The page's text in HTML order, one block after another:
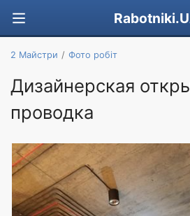
2 Майстри Фото робіт
Дизайнерская
проводка